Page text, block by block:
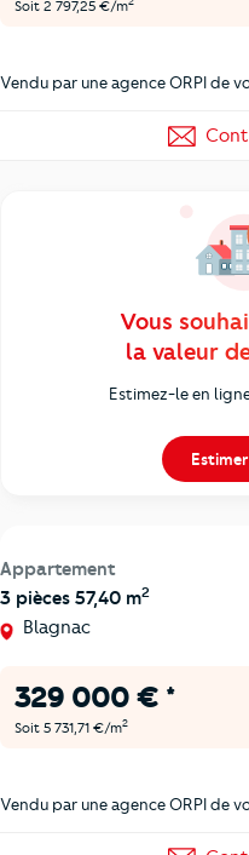
Soit 2 797,25 €/m
Vendu par une agence ORPI de
Vous
la valeur
Estimez-le en
Appartement
3 pièces 57,40 m2
Blagnac
329 000 € *
Soit 5 731,71 €/m2
Vendu par une agence ORPI de